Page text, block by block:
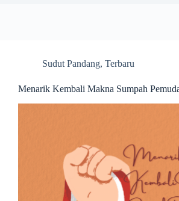
Sudut Pandang, Terbaru
Menarik Kembali Makna Sumpah